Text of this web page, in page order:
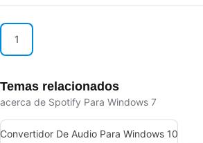
1
Temas relacionados
acerca de Spotify Para Windows 7
Convertidor De Audio Para Windows 10